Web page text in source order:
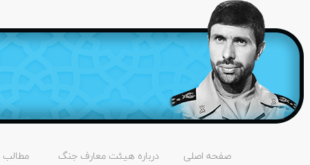
صفحه اصلی درباره هیئت معارف جنگ مطالب